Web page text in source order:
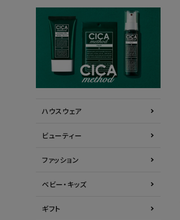
ハウスウェア
ビューティー
ファッション
ベビー・キッズ
ギフト